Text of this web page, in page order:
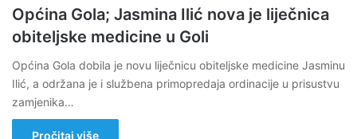
Općina Gola; Jasmina Ilić nova je liječnica
obiteljske medicine u Goli
Općina Gola dobila je novu liječnicu obiteljske medicine Jasminu
Ilić, a održana je i službena primopredaja ordinacije u prisustvu
zamjenika…
Pročitaj više